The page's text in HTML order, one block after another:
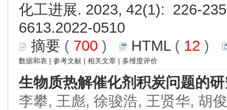
化工进展. 2023, 42(1): 226-
6613.2022-0510
摘要 ( 700 ) HTML( 12 )
数据和表 | 参考文献 | 相关文章 | 多维度评价
生物质热解催化剂积炭问题的
李攀, 王彪, 徐骏浩, 王贤华, 胡